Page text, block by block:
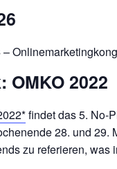
–
OMKO 2022
findet das 5. No-
28. und
zu referieren,